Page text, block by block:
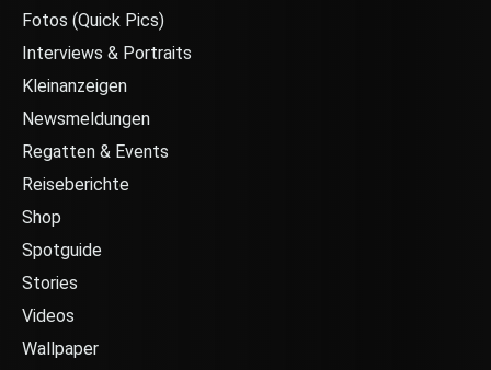
Fotos (Quick Pics)
Interviews & Portraits
Kleinanzeigen
Newsmeldungen
Regatten & Events
Reiseberichte
Shop
Spotguide
Stories
Videos
Wallpaper